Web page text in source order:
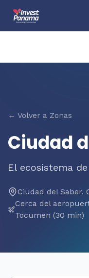
← Volver a Zonas
Ciudad
El ecosistema
Ciudad del Saber,
Cerca del
Tocumen (30 min)